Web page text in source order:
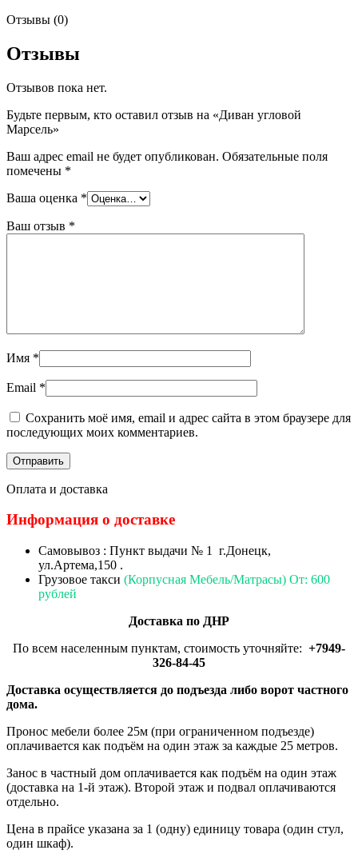
Отзывы (0)
Отзывы
Отзывов пока нет.
Будьте первым, кто оставил отзыв на «Диван угловой
Марсель»
Ваш адрес email не будет опубликован. Обязательные поля
помечены *
Ваша оценка *
Ваш отзыв *
Имя *
Email *
Сохранить моё имя, email и адрес сайта в этом браузере для
последующих моих комментариев.
Оплата и доставка
Информация о доставке
Самовывоз : Пункт выдачи № 1 г.Донецк,
ул.Артема,150 .
Грузовое такси (Корпусная Мебель/Матрасы) От: 600
рублей
Доставка по ДНР
По всем населенным пунктам, стоимость уточняйте: +7949-
326-84-45
Доставка осуществляется до подъезда либо ворот частного
дома.
Пронос мебели более 25м (при ограниченном подъезде)
оплачивается как подъём на один этаж за каждые 25 метров.
Занос в частный дом оплачивается как подъём на один этаж
(доставка на 1-й этаж). Второй этаж и подвал оплачиваются
отдельно.
Цена в прайсе указана за 1 (одну) единицу товара (один стул,
один шкаф).